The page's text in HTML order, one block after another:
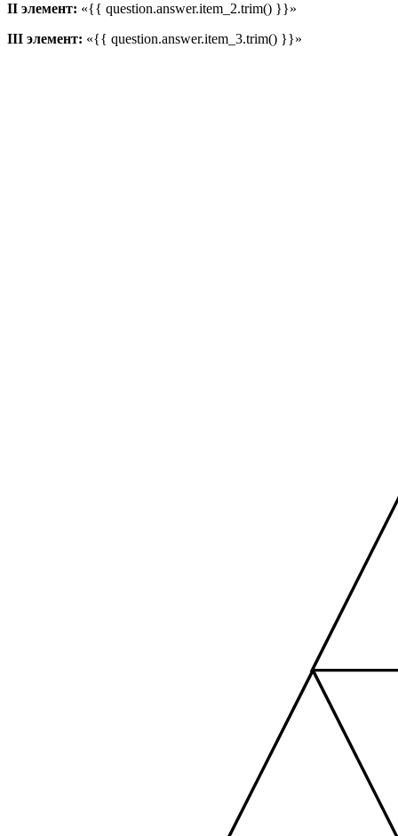
II элемент: «{{ question.answer.item_2.trim() }}»
III элемент: «{{ question.answer.item_3.trim() }}»